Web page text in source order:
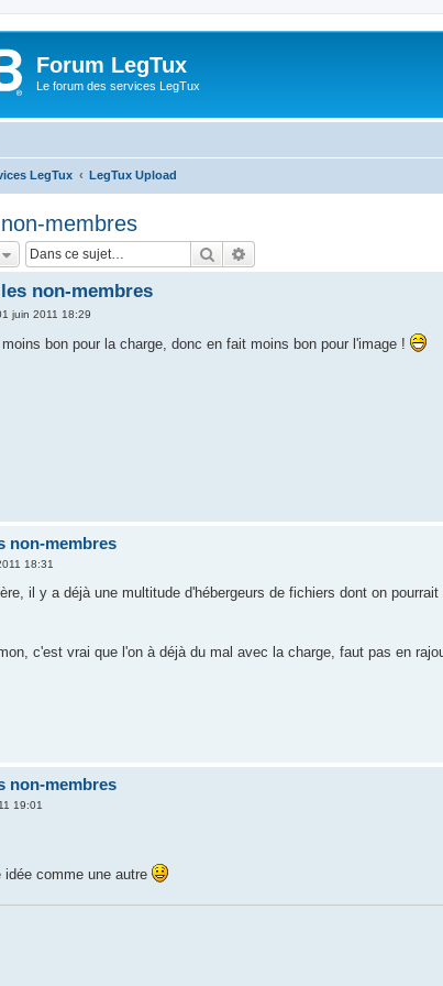
Forum LegTux
Le forum des services LegTux
LegTux LegTux Upload
membres
Rechercher
non-membres
juin 2011 18:29
bon pour la charge, donc en fait moins bon pour l'image !
non-membres
18:31
il y a déjà une multitude d'hébergeurs de fichiers dont on
c'est vrai que l'on à déjà du mal avec la charge, faut pas en
non-membres
19:01
comme une autre